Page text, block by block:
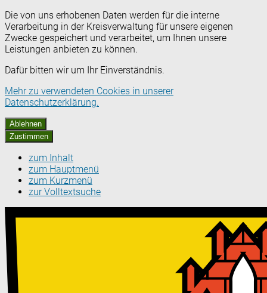
Die von uns erhobenen Daten werden für die interne
Verarbeitung in der Kreisverwaltung für unsere eigenen
Zwecke gespeichert und verarbeitet, um Ihnen unsere
Leistungen anbieten zu können.
Dafür bitten wir um Ihr Einverständnis.
Mehr zu verwendeten Cookies in unserer
Datenschutzerklärung.
Ablehnen
Zustimmen
zum Inhalt
zum Hauptmenü
zum Kurzmenü
zur Volltextsuche